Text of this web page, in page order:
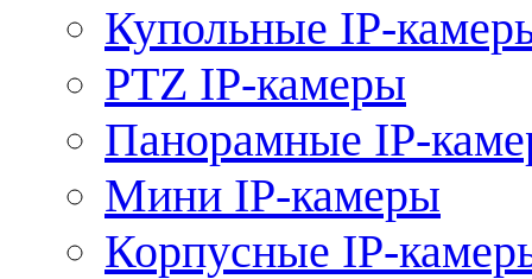
Купольные IP-
PTZ IP-камеры
Панорамные IP-
Мини IP-камеры
Корпусные IP-